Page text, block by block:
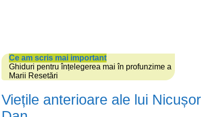
Ce am scris mai important
Ghiduri pentru înțelegerea mai în profunzime a
Marii Resetări
Viețile anterioare ale lui Nicușor